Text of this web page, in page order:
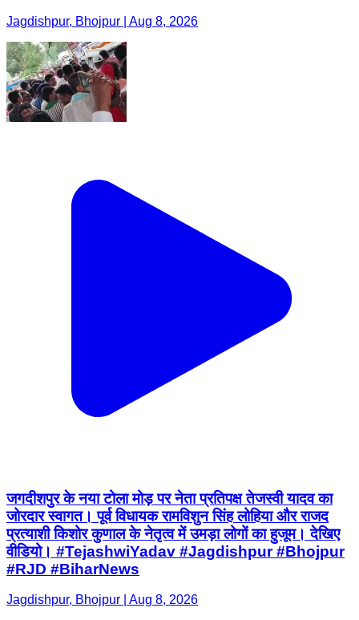
Jagdishpur, Bhojpur | Aug 8, 2026
जगदीशपुर के नया टोला मोड़ पर नेता प्रतिपक्ष तेजस्वी यादव का
जोरदार स्वागत। पूर्व विधायक रामविशुन सिंह लोहिया और राजद
प्रत्याशी किशोर कुणाल के नेतृत्व में उमड़ा लोगों का हुजूम। देखिए
वीडियो। #TejashwiYadav #Jagdishpur #Bhojpur
#RJD #BiharNews
Jagdishpur, Bhojpur | Aug 8, 2026